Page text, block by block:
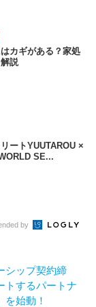
カギがある？家処
説
ートYUUTAROU ×
SE...
by
シップ契約締
トするパートナ
始動！